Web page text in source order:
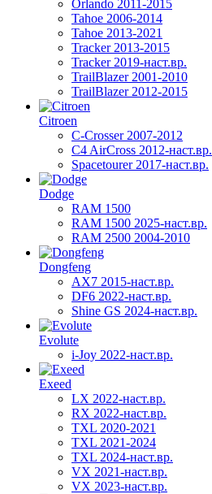
Orlando 2011-2015
Tahoe 2006-2014
Tahoe 2013-2021
Tracker 2013-2015
Tracker 2019-наст.вр.
TrailBlazer 2001-2010
TrailBlazer 2012-2015
Citroen
C-Crosser 2007-2012
C4 AirCross 2012-наст.вр.
Spacetourer 2017-наст.вр.
Dodge
RAM 1500
RAM 1500 2025-наст.вр.
RAM 2500 2004-2010
Dongfeng
AX7 2015-наст.вр.
DF6 2022-наст.вр.
Shine GS 2024-наст.вр.
Evolute
i-Joy 2022-наст.вр.
Exeed
LX 2022-наст.вр.
RX 2022-наст.вр.
TXL 2020-2021
TXL 2021-2024
TXL 2024-наст.вр.
VX 2021-наст.вр.
VX 2023-наст.вр.